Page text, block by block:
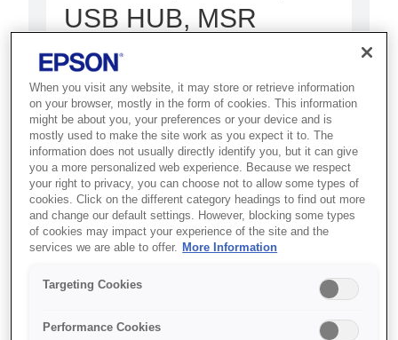
USB HUB, MSR
Best for banks and financial
institutions that need high-speed,
accurate cheque and document
scanning.
High-speed scanning
MICR accuracy
Dual-pocket sorting
Find support
When you visit any website, it may store or retrieve information
on your browser, mostly in the form of cookies. This information
might be about you, your preferences or your device and is
mostly used to make the site work as you expect it to. The
information does not usually directly identify you, but it can give
you a more personalized web experience. Because we respect
your right to privacy, you can choose not to allow some types of
cookies. Click on the different category headings to find out more
and change our default settings. However, blocking some types
of cookies may impact your experience of the site and the
services we are able to offer.
More Information
Targeting Cookies
Performance Cookies